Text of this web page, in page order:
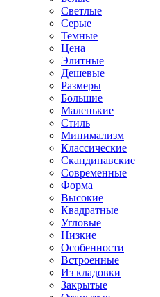
Светлые
Серые
Темные
Цена
Элитные
Дешевые
Размеры
Большие
Маленькие
Стиль
Минимализм
Классические
Скандинавские
Современные
Форма
Высокие
Квадратные
Угловые
Низкие
Особенности
Встроенные
Из кладовки
Закрытые